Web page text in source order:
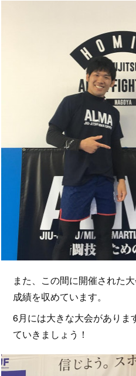
また、この間に開催された
成績を収めています。
6月には大きな大会がありま
ていきましょう！